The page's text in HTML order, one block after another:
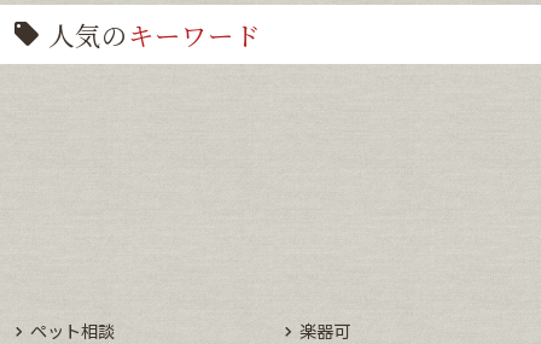
人気のキーワード
ペット相談
楽器可